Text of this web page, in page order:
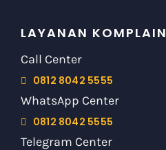
LAYANAN KOMPLAIN
Call Center
0812 8042 5555
WhatsApp Center
0812 8042 5555
Telegram Center